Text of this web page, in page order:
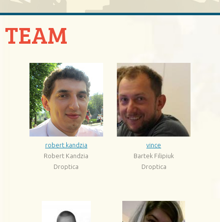
TEAM
robert.kandzia
Robert Kandzia
Droptica
vince
Bartek Filipiuk
Droptica